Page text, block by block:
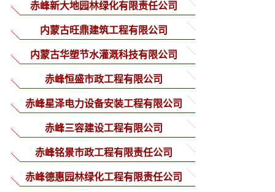
赤峰新大地园林绿化有限责任公司
内蒙古旺鼎建筑工程有限公司
内蒙古华塑节水灌溉科技有限公司
赤峰恒盛市政工程有限公司
赤峰星泽电力设备安装工程有限公司
赤峰三容建设工程有限公司
赤峰铭景市政工程有限责任公司
赤峰德惠园林绿化工程有限责任公司